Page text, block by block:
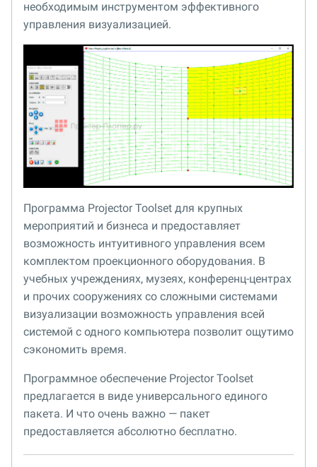
необходимым инструментом эффективного
управления визуализацией.
Программа Projector Toolset для крупных
мероприятий и бизнеса и предоставляет
возможность интуитивного управления всем
комплектом проекционного оборудования. В
учебных учреждениях, музеях, конференц-центрах
и прочих сооружениях со сложными системами
визуализации возможность управления всей
системой с одного компьютера позволит ощутимо
сэкономить время.
Программное обеспечение Projector Toolset
предлагается в виде универсального единого
пакета. И что очень важно — пакет
предоставляется абсолютно бесплатно.